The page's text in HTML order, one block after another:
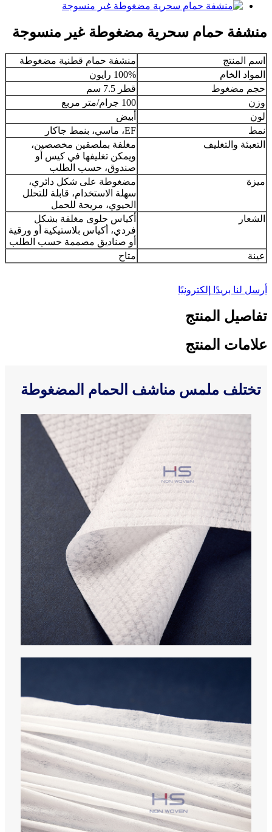
منشفة حمام سحرية مضغوطة غير منسوجة
اسم المنتج
منشفة حمام قطنية مضغوطة
المواد الخام
100% رايون
حجم مضغوط
قطر 7.5 سم
وزن
100 جرام/متر مربع
لون
أبيض
نمط
EF، ماسي، بنمط جاكار
التعبئة والتغليف
مغلفة بملصقين مخصصين،
ويمكن تغليفها في كيس أو
صندوق، حسب الطلب
ميزة
مضغوطة على شكل دائري،
سهلة الاستخدام، قابلة للتحلل
الحيوي، مريحة للحمل
الشعار
أكياس حلوى مغلفة بشكل
فردي، أكياس بلاستيكية أو ورقية
أو صناديق مصممة حسب الطلب
عينة
متاح
أرسل لنا بريدًا إلكترونيًا
تفاصيل المنتج
علامات المنتج
تختلف ملمس مناشف الحمام المضغوطة